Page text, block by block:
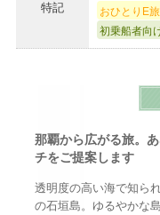
特記 おひとりE旅
初乗船者向
那覇から広がる旅。
チをご提案します
透明度の高い海で知ら
の石垣島。ゆるやかな